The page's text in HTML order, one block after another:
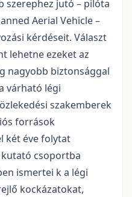
szerephez jutó – pilóta
Aerial Vehicle –
kérdéseit. Választ
lehetne ezeket az
nagyobb biztonsággal
várható légi
szakemberek
források
két éve folytat
csoportba
ismertei k a légi
kockázatokat,